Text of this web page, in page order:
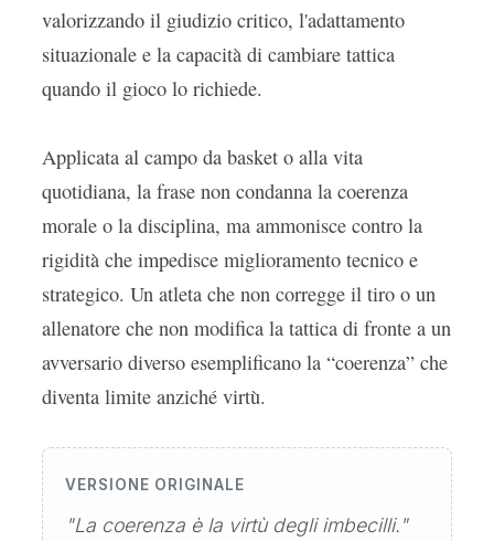
valorizzando il giudizio critico, l'adattamento
situazionale e la capacità di cambiare tattica
quando il gioco lo richiede.
Applicata al campo da basket o alla vita
quotidiana, la frase non condanna la coerenza
morale o la disciplina, ma ammonisce contro la
rigidità che impedisce miglioramento tecnico e
strategico. Un atleta che non corregge il tiro o un
allenatore che non modifica la tattica di fronte a un
avversario diverso esemplificano la “coerenza” che
diventa limite anziché virtù.
VERSIONE ORIGINALE
"La coerenza è la virtù degli imbecilli."